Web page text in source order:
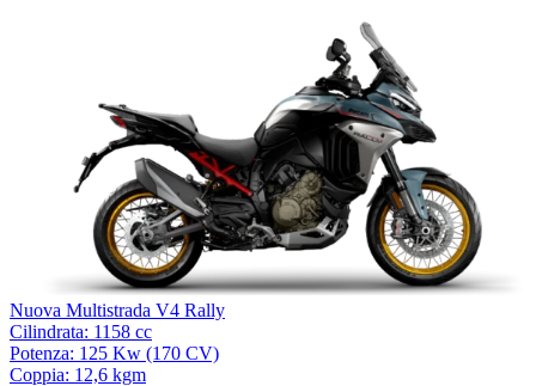
Nuova Multistrada V4 Rally
Cilindrata: 1158 cc
Potenza: 125 Kw (170 CV)
Coppia: 12,6 kgm